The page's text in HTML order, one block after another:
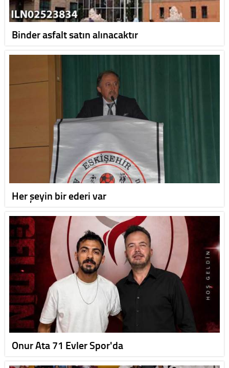
Binder asfalt satın alınacaktır
Her şeyin bir ederi var
Onur Ata 71 Evler Spor'da